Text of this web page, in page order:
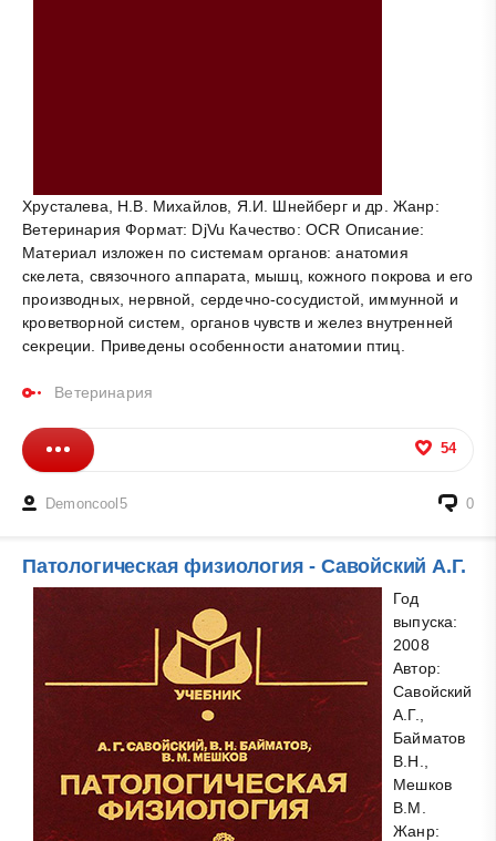
Хрусталева, Н.В. Михайлов, Я.И. Шнейберг и др. Жанр:
Ветеринария Формат: DjVu Качество: OCR Описание:
Материал изложен по системам органов: анатомия
скелета, связочного аппарата, мышц, кожного покрова и его
производных, нервной, сердечно-сосудистой, иммунной и
кроветворной систем, органов чувств и желез внутренней
секреции. Приведены особенности анатомии птиц.
Ветеринария
54
Demoncool5 0
Патологическая физиология - Савойский А.Г.
Год
выпуска:
2008
Автор:
Савойский
А.Г.,
Байматов
В.Н.,
Мешков
В.М.
Жанр: